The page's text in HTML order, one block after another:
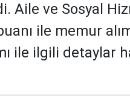
Aile ve Sosyal
ile memur
ile ilgili detaylar